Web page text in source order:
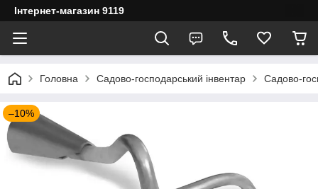
Інтернет-магазин 9119
Головна Садово-господарський інвентар Садово-
–10%